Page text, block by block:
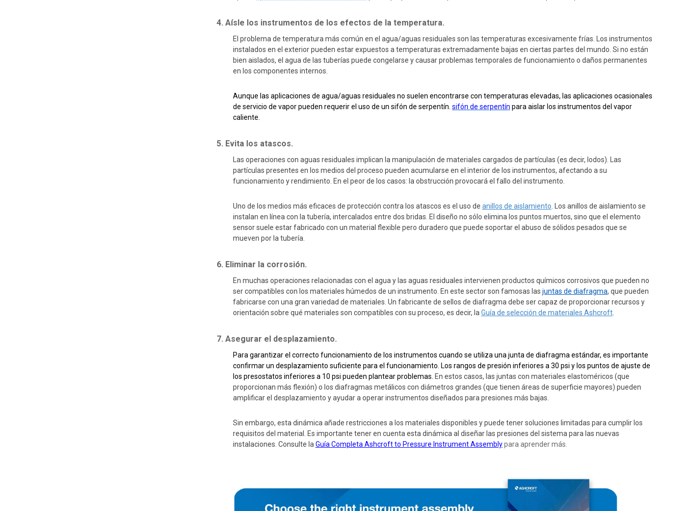
4. Aísle los instrumentos de los efectos de la temperatura.
El problema de temperatura más común en el agua/aguas residuales son las temperaturas excesivamente frías. Los instrumentos
instalados en el exterior pueden estar expuestos a temperaturas extremadamente bajas en ciertas partes del mundo. Si no están
bien aislados, el agua de las tuberías puede congelarse y causar problemas temporales de funcionamiento o daños permanentes
en los componentes internos.
Aunque las aplicaciones de agua/aguas residuales no suelen encontrarse con temperaturas elevadas, las aplicaciones ocasionales
de servicio de vapor pueden requerir el uso de un sifón de serpentín. sifón de serpentín para aislar los instrumentos del vapor
caliente.
5. Evita los atascos.
Las operaciones con aguas residuales implican la manipulación de materiales cargados de partículas (es decir, lodos). Las
partículas presentes en los medios del proceso pueden acumularse en el interior de los instrumentos, afectando a su
funcionamiento y rendimiento. En el peor de los casos: la obstrucción provocará el fallo del instrumento.
Uno de los medios más eficaces de protección contra los atascos es el uso de anillos de aislamiento . Los anillos de aislamiento se
instalan en línea con la tubería, intercalados entre dos bridas. El diseño no sólo elimina los puntos muertos, sino que el elemento
sensor suele estar fabricado con un material flexible pero duradero que puede soportar el abuso de sólidos pesados que se
mueven por la tubería.
6. Eliminar la corrosión.
En muchas operaciones relacionadas con el agua y las aguas residuales intervienen productos químicos corrosivos que pueden no
ser compatibles con los materiales húmedos de un instrumento. En este sector son famosas las juntas de diafragma, que pueden
fabricarse con una gran variedad de materiales. Un fabricante de sellos de diafragma debe ser capaz de proporcionar recursos y
orientación sobre qué materiales son compatibles con su proceso, es decir, la Guía de selección de materiales Ashcroft.
7. Asegurar el desplazamiento.
Para garantizar el correcto funcionamiento de los instrumentos cuando se utiliza una junta de diafragma estándar, es importante
confirmar un desplazamiento suficiente para el funcionamiento. Los rangos de presión inferiores a 30 psi y los puntos de ajuste de
los presostatos inferiores a 10 psi pueden plantear problemas. En estos casos, las juntas con materiales elastoméricos (que
proporcionan más flexión) o los diafragmas metálicos con diámetros grandes (que tienen áreas de superficie mayores) pueden
amplificar el desplazamiento y ayudar a operar instrumentos diseñados para presiones más bajas.
Sin embargo, esta dinámica añade restricciones a los materiales disponibles y puede tener soluciones limitadas para cumplir los
requisitos del material. Es importante tener en cuenta esta dinámica al diseñar las presiones del sistema para las nuevas
instalaciones. Consulte la Guía Completa Ashcroftto Pressure Instrument Assemblypara aprender más